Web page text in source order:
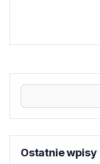
Ostatnie wpisy